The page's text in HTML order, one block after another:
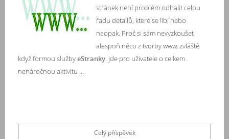
stránek není problém odhalit celou
řadu detailů, které se líbí nebo
naopak. Proč si sám nevyzkoušet
alespoň něco z tvorby www, zvláště
když formou službyeStranky jde pro uživatele o celkem
nenáročnou aktivitu ...
Celý příspěvek